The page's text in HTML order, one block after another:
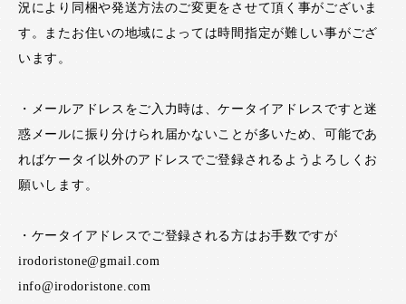
況により同梱や発送方法のご変更をさせて頂く事がございま
す。またお住いの地域によっては時間指定が難しい事がござ
います。
・メールアドレスをご入力時は、ケータイアドレスですと迷
惑メールに振り分けられ届かないことが多いため、可能であ
ればケータイ以外のアドレスでご登録されるようよろしくお
願いします。
・ケータイアドレスでご登録される方はお手数ですが
irodoristone@gmail.com
info@irodoristone.com